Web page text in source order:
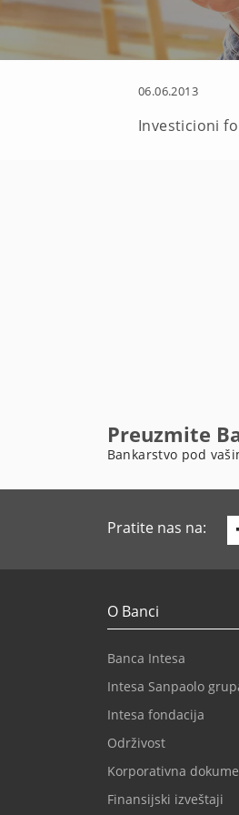
06.06.2013
Investicioni
Preuzmite
Bankarstvo pod
Pratite nas na:
O Banci
Banca Intesa
Intesa Sanpaolo
Intesa fondacija
Održivost
Korporativna
Finansijski izveštaji